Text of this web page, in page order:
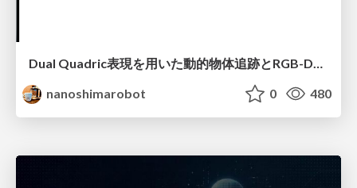
Dual Quadric表現を用いた動的物体追跡とRGB-D・IMU制約の密結合によるオドメトリ推定
nanoshimarobot
0 480